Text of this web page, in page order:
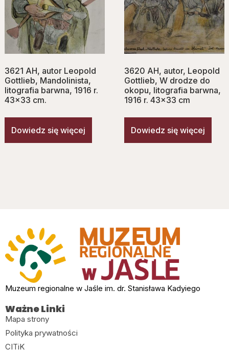
3621 AH, autor Leopold
Gottlieb, Mandolinista,
litografia barwna, 1916 r.
43×33 cm.
Dowiedz się więcej
3620 AH, autor, Leopold
Gottlieb, W drodze do
okopu, litografia barwna,
1916 r. 43×33 cm
Dowiedz się więcej
Muzeum regionalne w Jaśle im. dr. Stanisława Kadyiego
Ważne Linki
Mapa strony
Polityka prywatności
CITiK